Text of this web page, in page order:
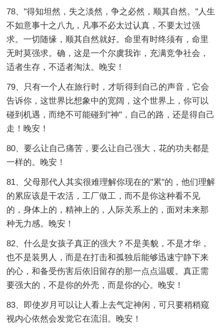
78、"得知坦然，失之淡然，争之必然，顺其自然。"人生
不如意事十之八九，凡事不必太过认真，不要太过强
求。一切随缘，顺其自然就好。命里有时终须有，命里
无时莫强求。确，这是一个尔虞我诈，充满竞争社会，
适者生存，不适者淘汰。晚安！
79、只有一个人在旅行时，才听得到自己的声音，它会
告诉你，这世界比想象中的宽阔，这个世界上，你可以
碰到机遇，而绝不可能碰到"神"，自己的路，还是得自己
走！晚安！
80、要么让自己痛苦，要么让自己强大，花的功夫都是
一样的。晚安！
81、父母那代人其实很难理解你现在的"累"的，他们理解
的累应该是干农活，工厂做工，而不是你这种看不见
的，身体上的，精神上的，人际关系上的，面对未来那
种无力感。晚安！
82、什么是女孩子真正的强大？不是美貌，不是才华，
也不是装男人，而是在打击和孤独后能够迅速宁静下来
的心，和备受伤害后依旧留存的那一点点温暖。真正需
要强大的，不是你的外壳，而是你的心。晚安！
83、即使岁月可以让人看上去气定神闲，可只要稍稍窥
视内心依然会发觉它在流泪。晚安！